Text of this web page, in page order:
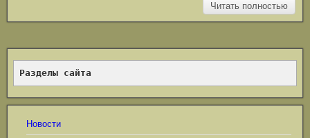
Читать полностью
Разделы сайта
Новости